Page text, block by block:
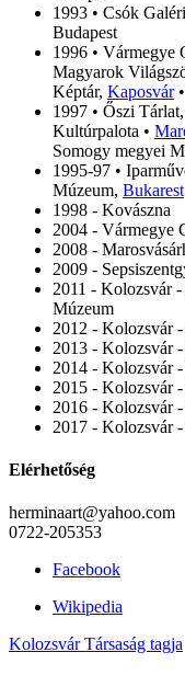
1993 • Csók
Budapest
1996 • Vármegye
Magyarok
Képtár, Kaposvár
1997 • Őszi
Kultúrpalota •
Somogy megyei
1995-97 •
Múzeum, Bukarest
1998 - Kovászna
2004 - Vármegye
2008 -
2009 -
2011 - Kolozsvár
Múzeum
2012 - Kolozsvár
2013 - Kolozsvár
2014 - Kolozsvár
2015 - Kolozsvár
2016 - Kolozsvár
2017 - Kolozsvár
Elérhetőség
herminaart@yahoo.com
0722-205353
Facebook
Wikipedia
Kolozsvár Társaság tagja